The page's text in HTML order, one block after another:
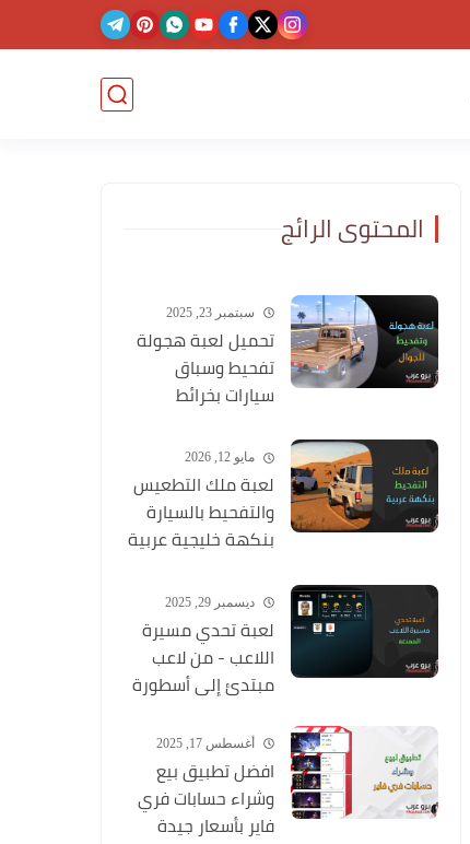
المحتوى الرائج
سبتمبر 23, 2025
تحميل لعبة هجولة
تفحيط وسباق
سيارات بخرائط
مايو 12, 2026
لعبة ملك التطعيس
والتفحيط بالسيارة
بنكهة خليجية عربية
ديسمبر 29, 2025
لعبة تحدي مسيرة
اللاعب - من لاعب
مبتدئ إلى أسطورة
أغسطس 17, 2025
افضل تطبيق بيع
وشراء حسابات فري
فاير بأسعار جيدة